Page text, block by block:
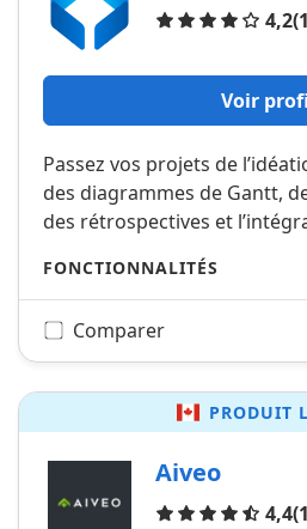
4,2
Avis
Voir
Passez vos projets de
des diagrammes de Gantt,
des rétrospectives et
FONCTIONNALITÉS
Comparer
PRODUIT
Aiveo
4,4
Avis